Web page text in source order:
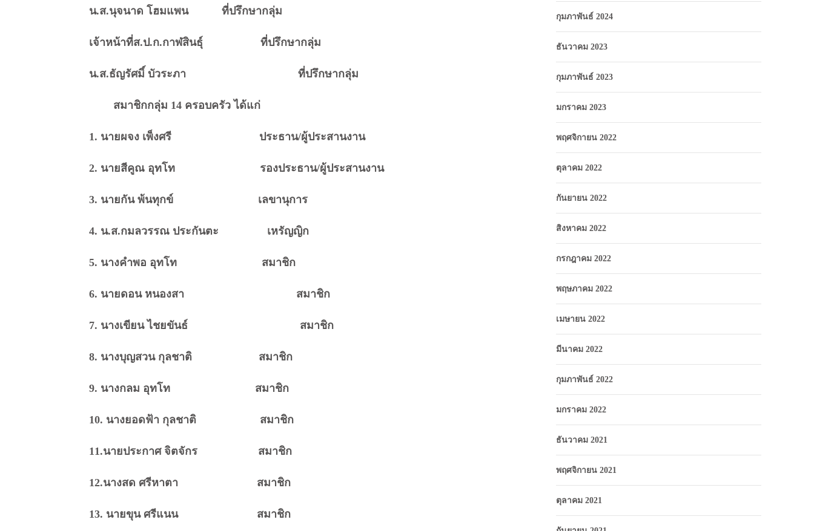
น.ส.นุจนาด โฮมแพน ที่ปรึกษากลุ่ม
เจ้าหน้าที่ส.ป.ก.กาฬสินธุ์ ที่ปรึกษากลุ่ม
น.ส.ธัญรัศมิ์ บัวระภา ที่ปรึกษากลุ่ม
สมาชิกกลุ่ม 14 ครอบครัว ได้แก่
1. นายผจง เพ็งศรี ประธาน/ผู้ประสานงาน
2. นายสีคูณ อุทโท รองประธาน/ผู้ประสานงาน
3. นายกัน พ้นทุกข์ เลขานุการ
4. น.ส.กมลวรรณ ประกันตะ เหรัญญิก
5. นางคำพอ อุทโท สมาชิก
6. นายดอน หนองสา สมาชิก
7. นางเขียน ไชยขันธ์ สมาชิก
8. นางบุญสวน กุลชาติ สมาชิก
9. นางกลม อุทโท สมาชิก
10. นางยอดฟ้า กุลชาติ สมาชิก
11.นายประกาศ จิตจักร สมาชิก
12.นางสด ศรีหาตา สมาชิก
13. นายขุน ศรีแนน สมาชิก
กุมภาพันธ์ 2024
ธันวาคม 2023
กุมภาพันธ์ 2023
มกราคม 2023
พฤศจิกายน 2022
ตุลาคม 2022
กันยายน 2022
สิงหาคม 2022
กรกฎาคม 2022
พฤษภาคม 2022
เมษายน 2022
มีนาคม 2022
กุมภาพันธ์ 2022
มกราคม 2022
ธันวาคม 2021
พฤศจิกายน 2021
ตุลาคม 2021